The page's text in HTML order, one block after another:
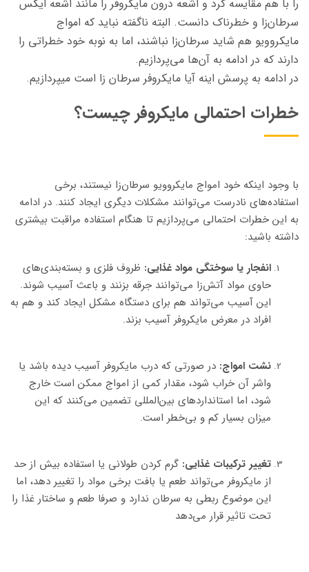
را با هم مقایسه کرد و اشعه درون مایکروفر را مانند اشعه ایکس
سرطان‌زا و خطرناک دانست. البته ناگفته نباید که امواج
مایکروویو هم شاید سرطان‌زا نباشند، اما به نوبه خود خطراتی را
دارند که در ادامه به آن‌ها می‌پردازیم.
در ادامه به پرسش اینه آیا مایکروفر سرطان زا است میپردازیم.
خطرات احتمالی مایکروفر چیست؟
با وجود اینکه خود امواج مایکروویو سرطان‌زا نیستند، برخی
استفاده‌های نادرست می‌توانند مشکلات دیگری ایجاد کنند. در ادامه
به این خطرات احتمالی می‌پردازیم تا هنگام استفاده مراقبت بیشتری
داشته باشید:
انفجار یا سوختگی مواد غذایی: ظروف فلزی و بسته‌بندی‌های
حاوی مواد آتش‌زا می‌توانند جرقه بزنند و باعث آسیب شوند.
این آسیب می‌تواند هم برای دستگاه مشکل ایجاد کند و هم به
افراد در معرض مایکروفر آسیب بزند.
نشت امواج: در صورتی که درب مایکروفر آسیب دیده باشد یا
واشر آن خراب شود، مقدار کمی از امواج ممکن است خارج
شود، اما استانداردهای بین‌المللی تضمین می‌کنند که این
میزان بسیار کم و بی‌خطر است.
تغییر ترکیبات غذایی: گرم کردن طولانی یا استفاده بیش از حد
از مایکروفر می‌تواند طعم یا بافت برخی مواد را تغییر دهد، اما
این موضوع ربطی به سرطان ندارد و صرفا طعم و ساختار غذا را
تحت تاثیر قرار می‌دهد